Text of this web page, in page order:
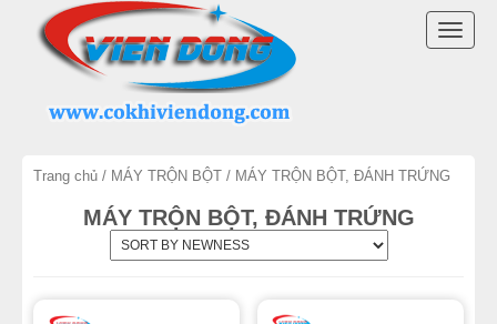
Trang chủ / MÁY TRỘN BỘT / MÁY TRỘN BỘT, ĐÁNH TRỨNG
MÁY TRỘN BỘT, ĐÁNH TRỨNG
DANH MỤC SẢN PHẨM
MÁY TRỘN BỘT
MÁY SE BỘT
MÁY CÁN BỘT